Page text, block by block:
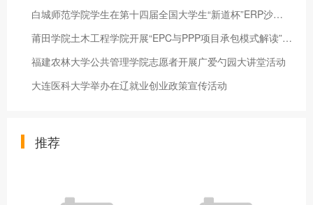
白城师范学院学生在第十四届全国大学生“新道杯”ERP沙盘模拟经
莆田学院土木工程学院开展“EPC与PPP项目承包模式解读”主题讲座
福建农林大学公共管理学院志愿者开展广爱勺园大讲堂活动
大连医科大学举办在辽就业创业政策宣传活动
推荐